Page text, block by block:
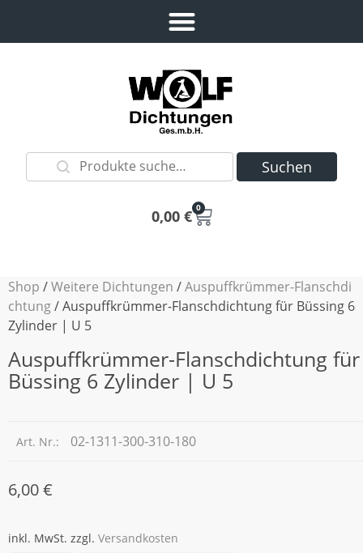
Suchen
0,00 € 0
Shop /Weitere Dichtungen /Auspuffkrümmer-Flanschdi
chtung/ Auspuffkrümmer-Flanschdichtung für Büssing 6
Zylinder | U 5
Auspuffkrümmer-Flanschdichtung für
Büssing 6 Zylinder | U 5
Art. Nr.: 02-1311-300-310-180
6,00€
inkl. MwSt. zzgl. Versandkosten